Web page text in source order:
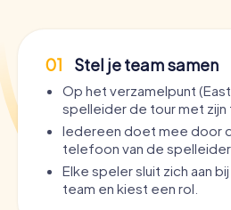
01 Stel je team samen
Op het verzamelpunt
spelleider de tour met zijn
Iedereen doet mee door
telefoon van de spelleider
Elke speler sluit zich aan
team en kiest een rol.